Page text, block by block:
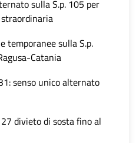
sulla S.p. 105 per
temporanee sulla S.p.
Catania
senso unico alternato
divieto di sosta fino al